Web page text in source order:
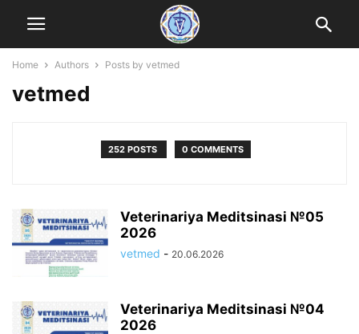
Home Authors Posts by vetmed
vetmed
252 POSTS 0 COMMENTS
Veterinariya Meditsinasi №05
2026
vetmed - 20.06.2026
Veterinariya Meditsinasi №04
2026